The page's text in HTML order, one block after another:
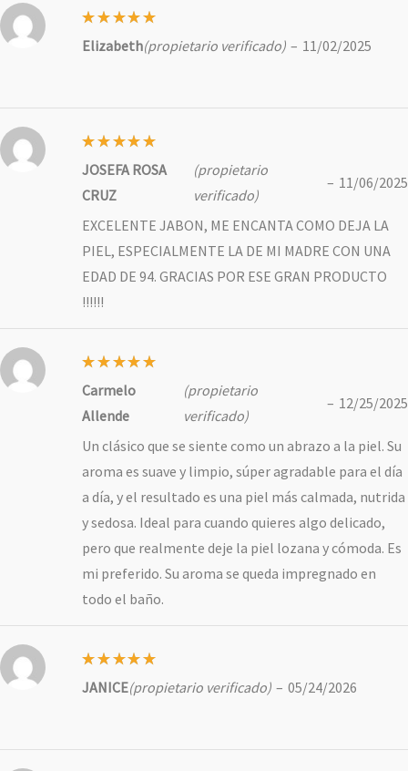
con5de
Elizabeth(propietario verificado) – 11/02/2025
con5de
JOSEFA ROSA
CRUZ
(propietario
verificado)
– 11/06/2025
EXCELENTE JABON, ME ENCANTA COMO DEJA LA
PIEL, ESPECIALMENTE LA DE MI MADRE CON UNA
EDAD DE 94. GRACIAS POR ESE GRAN PRODUCTO
!!!!!!
con5de
Carmelo
Allende
(propietario
verificado)
– 12/25/2025
Un clásico que se siente como un abrazo a la piel. Su
aroma es suave y limpio, súper agradable para el día
a día, y el resultado es una piel más calmada, nutrida
y sedosa. Ideal para cuando quieres algo delicado,
pero que realmente deje la piel lozana y cómoda. Es
mi preferido. Su aroma se queda impregnado en
todo el baño.
con5de
JANICE(propietario verificado) – 05/24/2026